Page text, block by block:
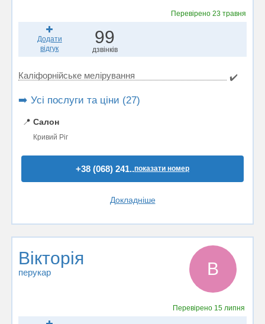
Перевірено23 травня
Додати
відгук
99
дзвінків
Каліфорнійське мелірування ✔️
➡️ Усі послуги та ціни (27)
📍 Салон
Кривий Ріг
+38 (068) 241..показати номер
Докладніше
Вікторія
перукар В
Перевірено 15 липня